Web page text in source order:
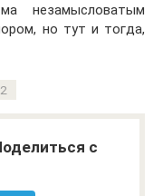
незамысловатым
но тут и тогда,
с